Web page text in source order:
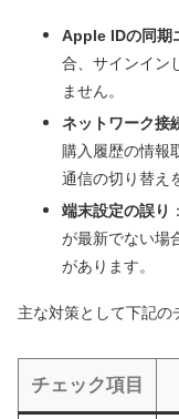
Apple IDの同期
合、サインイン
ません。
ネットワーク接
購入履歴の情報
通信の切り替え
端末設定の誤り
が最新でない場
があります。
主な対策として下記の
チェック項目